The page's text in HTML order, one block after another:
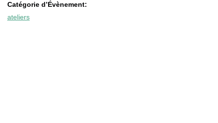
Catégorie d’Évènement:
ateliers